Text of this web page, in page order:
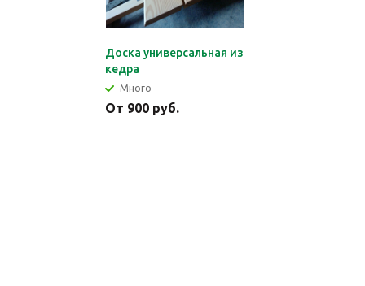
Доска универсальная из
кедра
Много
От 900 руб.